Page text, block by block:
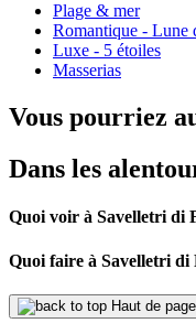
Plage & mer
Romantique - Lune
Luxe - 5 étoiles
Masserias
Vous pourriez
Dans les
Quoi voir à Savelletri di
Quoi faire à Savelletri di
Haut de page